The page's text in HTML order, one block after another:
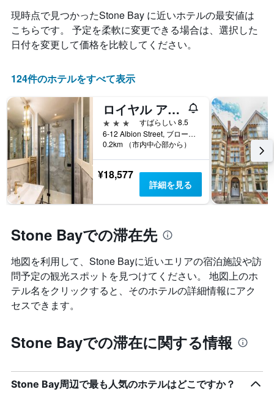
現時点で見つかったStone Bay に近いホテルの最安値は
こちらです。 予定を柔軟に変更できる場合は、選択した
日付を変更して価格を比較してください。
124件のホテルをすべて表示
ロイヤル アルビオン ホテル
3つ星
すばらしい 8.5
6-12 Albion Street, ブロードステアーズ, イギリス
0.2km （市内中心部から）
¥18,577
詳細を見る
Stone Bayでの滞在先
地図を利用して、Stone Bay​に近いエリアの宿泊施設や訪
問予定の観光スポットを見つけてください。 地図上のホ
テル名をクリックすると、そのホテルの詳細情報にアク
セスできます。
Stone Bayでの滞在に関する情報
Stone Bay周辺で最も人気のホテルはどこですか？